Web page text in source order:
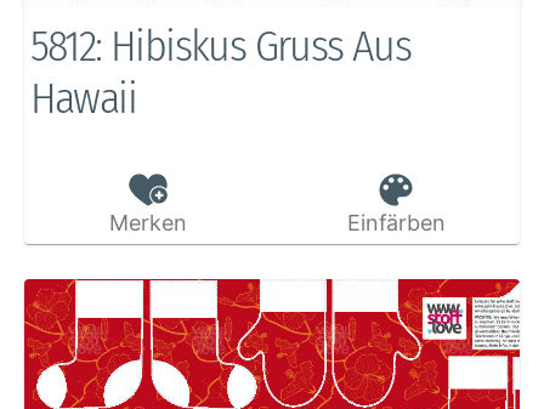
5812: Hibiskus Gruss Aus
Hawaii
Merken Einfärben